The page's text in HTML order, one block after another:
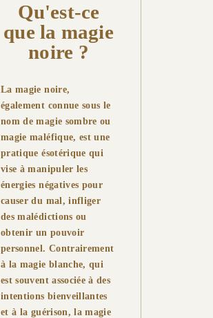
Qu'est-ce
que la magie
noire ?
La magie noire,
également connue sous le
nom de magie sombre ou
magie maléfique, est une
pratique ésotérique qui
vise à manipuler les
énergies négatives pour
causer du mal, infliger
des malédictions ou
obtenir un pouvoir
personnel. Contrairement
à la magie blanche, qui
est souvent associée à des
intentions bienveillantes
et à la guérison, la magie